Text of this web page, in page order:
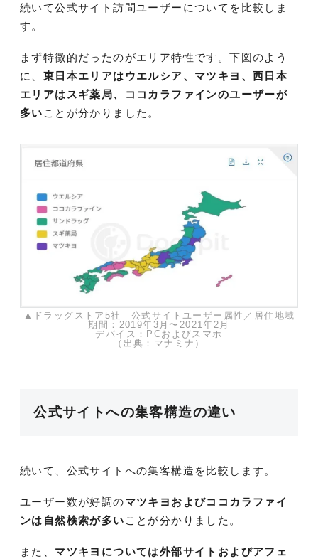
続いて公式サイト訪問ユーザーについてを比較しま
す。
まず特徴的だったのがエリア特性です。下図のよう
に、 東日本エリアはウエルシア、マツキヨ、西日本
エリアはスギ薬局、ココカラファインのユーザーが
多い ことが分かりました。
▲ドラッグストア5社 公式サイトユーザー属性／居住地域
期間：2019年3月〜2021年2月
デバイス：PCおよびスマホ
（出典：マナミナ）
公式サイトへの集客構造の違い
続いて、公式サイトへの集客構造を比較します。
ユーザー数が好調のマツキヨおよびココカラファイ
ンは自然検索が多い ことが分かりました。
また、 マツキヨについては外部サイトおよびアフェ